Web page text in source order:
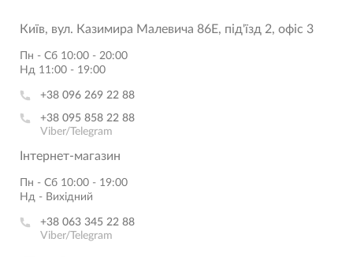
Київ, вул. Казимира Малевича 86Е, під'їзд 2, офіс 3
Пн - Сб 10:00 - 20:00
Нд 11:00 - 19:00
+38 096 269 22 88
+38 095 858 22 88
Viber/Telegram
Інтернет-магазин
Пн - Сб 10:00 - 19:00
Нд - Вихідний
+38 063 345 22 88
Viber/Telegram